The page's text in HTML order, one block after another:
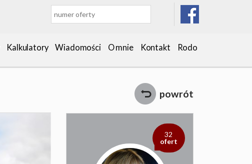
Kalkulatory Wiadomości O mnie Kontakt Rodo
powrót
32
ofert